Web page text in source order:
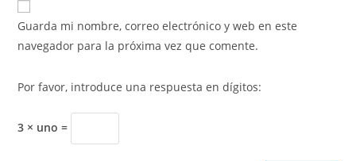
Guarda mi nombre, correo electrónico y web en este
navegador para la próxima vez que comente.
Por favor, introduce una respuesta en dígitos:
3 × uno =